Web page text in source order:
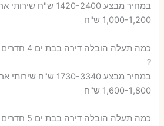
במחיר מבצע 1420-
1,000-1,200 ש"ח
כמה תעלה
?
במחיר מבצע 1730-3340
1,600-1,800 ש"ח
כמה תעלה